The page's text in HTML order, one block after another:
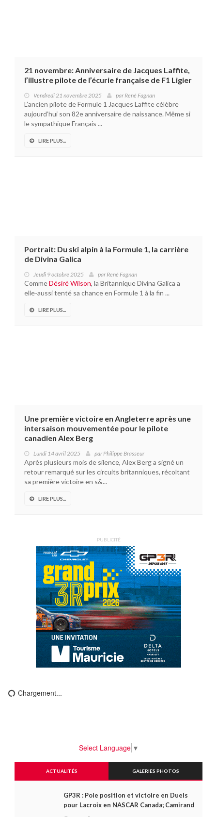
21 novembre: Anniversaire de Jacques Laffite,
l’illustre pilote de l’écurie française de F1 Ligier
Vendredi 21 novembre 2025 parRené Fagnan
L’ancien pilote de Formule 1 Jacques Laffite célèbre
aujourd’hui son 82e anniversaire de naissance. Même si
le sympathique Français ...
LIRE PLUS...
Portrait: Du ski alpin à la Formule 1, la carrière
de Divina Galica
Jeudi 9 octobre 2025 parRené Fagnan
CommeDésiré Wilson, la Britannique Divina Galica a
elle-aussi tenté sa chance en Formule 1 à la fin ...
LIRE PLUS...
Une première victoire en Angleterre après une
intersaison mouvementée pour le pilote
canadien Alex Berg
Lundi 14 avril 2025 parPhilippe Brasseur
Après plusieurs mois de silence, Alex Berg a signé un
retour remarqué sur les circuits britanniques, récoltant
sa première victoire en s&...
LIRE PLUS...
PUBLICITÉ
Chargement...
Select Language ▼
ACTUALITÉS GALERIES PHOTOS
GP3R : Pole position et victoire en Duels
pour Lacroix en NASCAR Canada; Camirand